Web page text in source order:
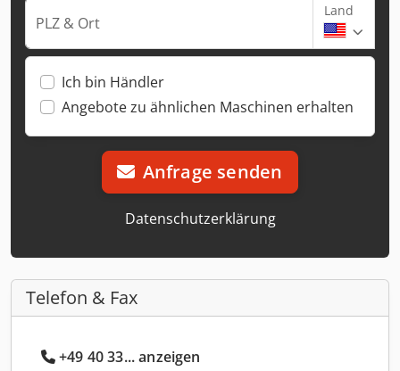
PLZ & Ort
Land
Ich bin Händler
Angebote zu ähnlichen Maschinen erhalten
Anfrage senden
Datenschutzerklärung
Telefon & Fax
+49 40 33... anzeigen